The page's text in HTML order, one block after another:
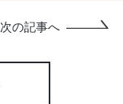
次の記事へ